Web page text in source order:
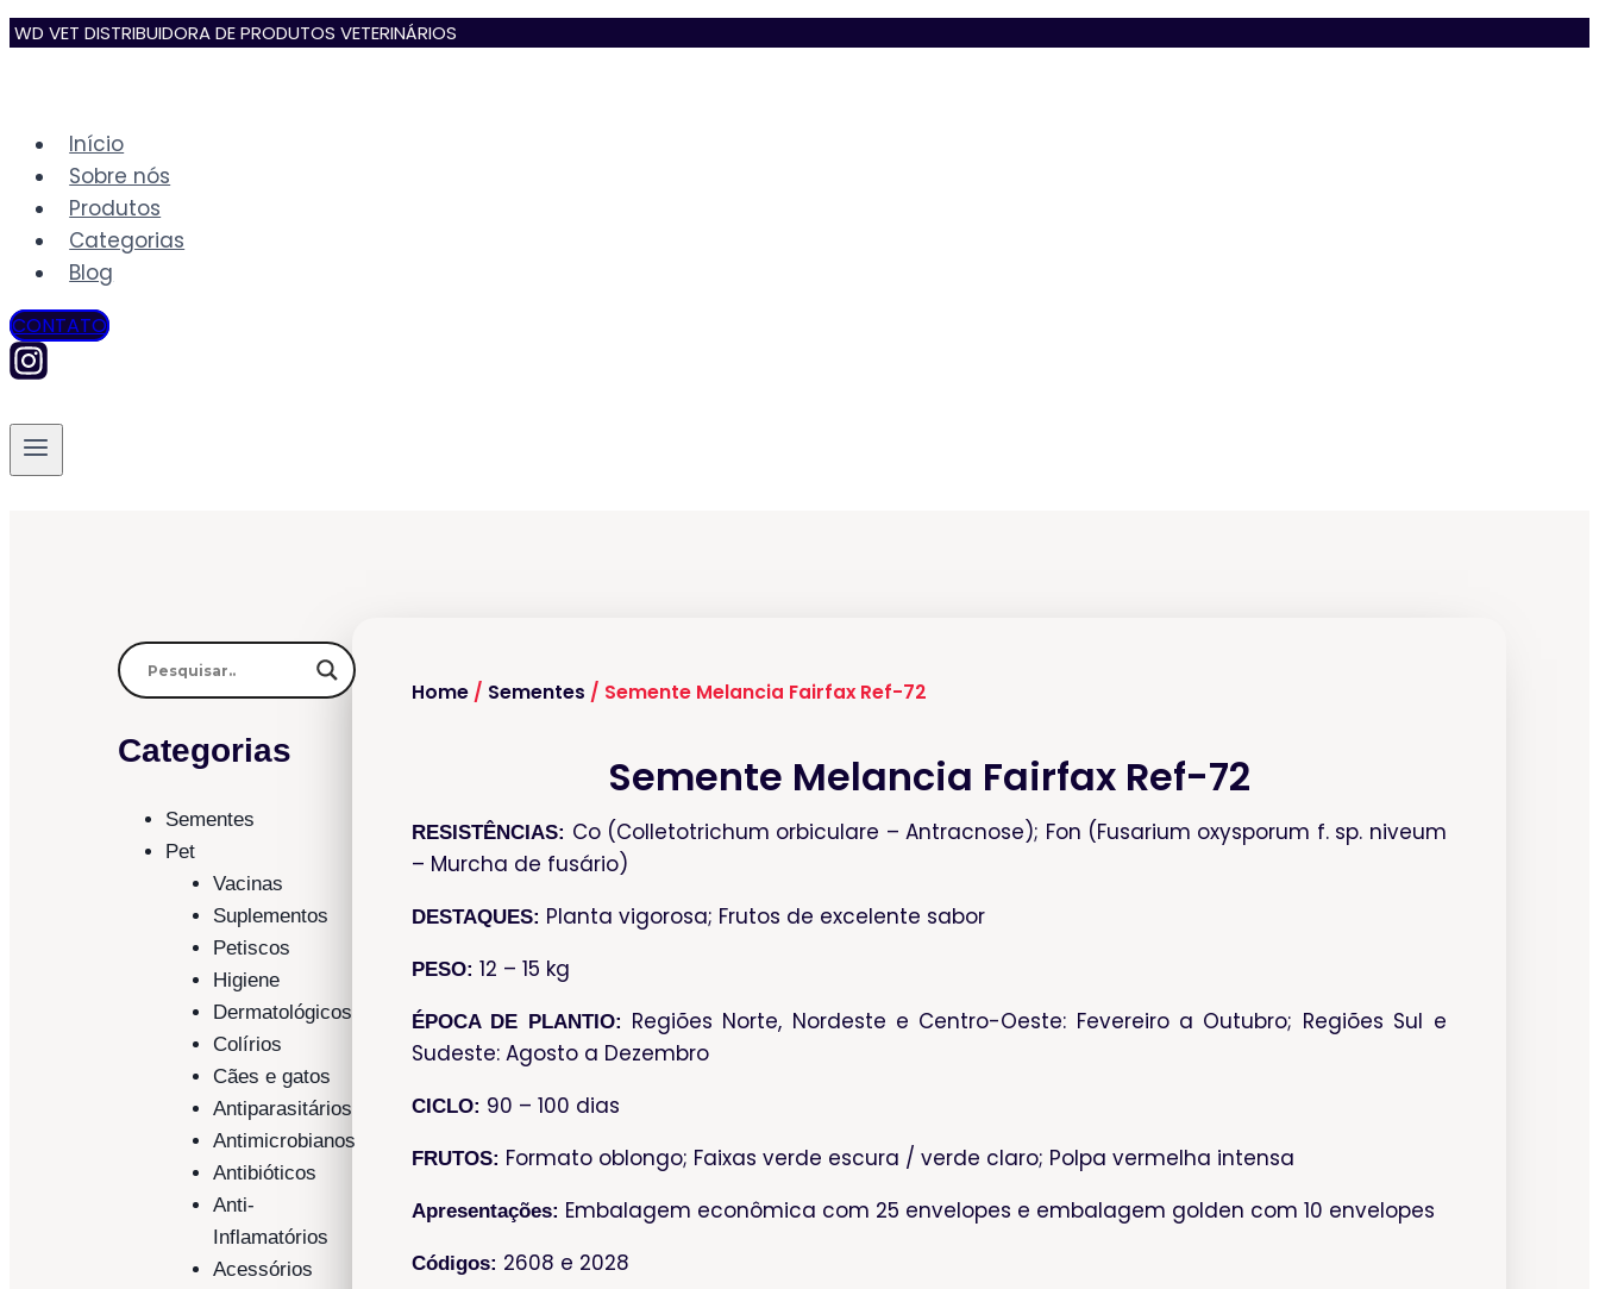
WD VET DISTRIBUIDORA DE PRODUTOS VETERINÁRIOS
Início
Sobre nós
Produtos
Categorias
Blog
CONTATO
Categorias
Sementes
Pet
Vacinas
Suplementos
Petiscos
Higiene
Dermatológicos
Colírios
Cães e gatos
Antiparasitários
Antimicrobianos
Antibióticos
Anti-
Inflamatórios
Acessórios
Home / Sementes / Semente Melancia Fairfax Ref-72
Semente Melancia Fairfax Ref-72
RESISTÊNCIAS: Co (Colletotrichum orbiculare – Antracnose); Fon (Fusarium oxysporum f. sp. niveum
– Murcha de fusário)
DESTAQUES: Planta vigorosa; Frutos de excelente sabor
PESO: 12 – 15 kg
ÉPOCA DE PLANTIO: Regiões Norte, Nordeste e Centro-Oeste: Fevereiro a Outubro; Regiões Sul e
Sudeste: Agosto a Dezembro
CICLO: 90 – 100 dias
FRUTOS: Formato oblongo; Faixas verde escura / verde claro; Polpa vermelha intensa
Apresentações: Embalagem econômica com 25 envelopes e embalagem golden com 10 envelopes
Códigos: 2608 e 2028